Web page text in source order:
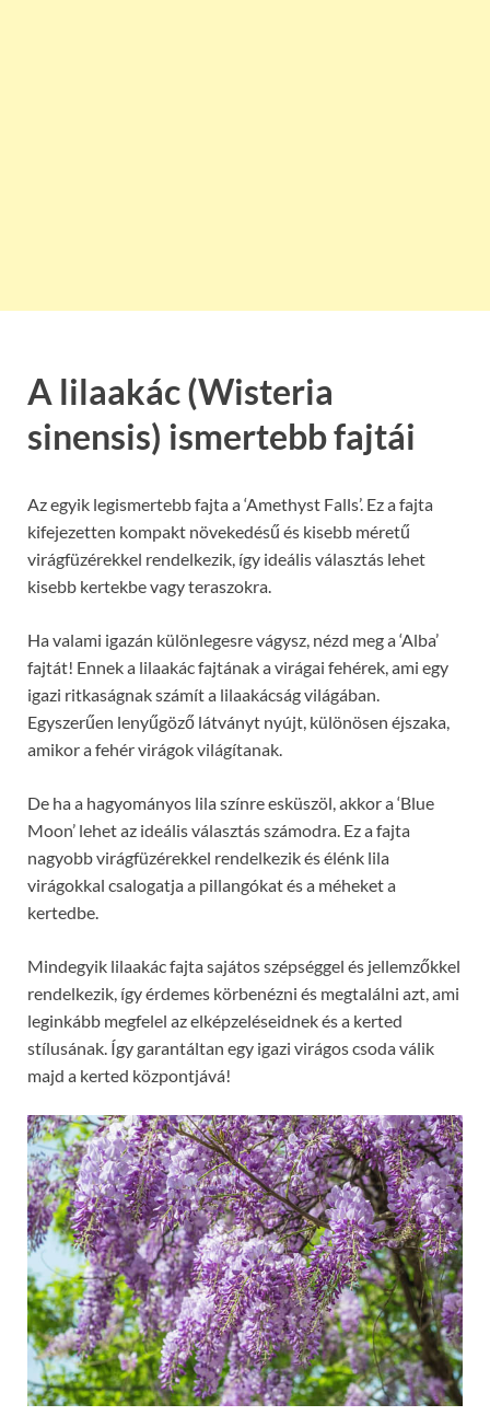
A lilaakác (Wisteria
sinensis) ismertebb fajtái
Az egyik legismertebb fajta a ‘Amethyst Falls’. Ez a fajta
kifejezetten kompakt növekedésű és kisebb méretű
virágfüzérekkel rendelkezik, így ideális választás lehet
kisebb kertekbe vagy teraszokra.
Ha valami igazán különlegesre vágysz, nézd meg a ‘Alba’
fajtát! Ennek a lilaakác fajtának a virágai fehérek, ami egy
igazi ritkaságnak számít a lilaakácság világában.
Egyszerűen lenyűgöző látványt nyújt, különösen éjszaka,
amikor a fehér virágok világítanak.
De ha a hagyományos lila színre esküszöl, akkor a ‘Blue
Moon’ lehet az ideális választás számodra. Ez a fajta
nagyobb virágfüzérekkel rendelkezik és élénk lila
virágokkal csalogatja a pillangókat és a méheket a
kertedbe.
Mindegyik lilaakác fajta sajátos szépséggel és jellemzőkkel
rendelkezik, így érdemes körbenézni és megtalálni azt, ami
leginkább megfelel az elképzeléseidnek és a kerted
stílusának. Így garantáltan egy igazi virágos csoda válik
majd a kerted központjává!